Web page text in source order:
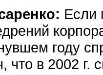
Если
году
что в 2002 г.